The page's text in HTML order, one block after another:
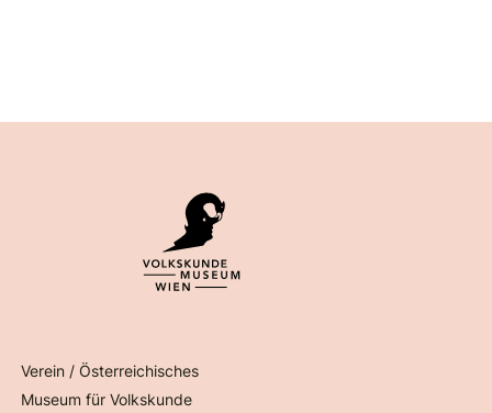
Verein / Österreichisches
Museum für Volkskunde